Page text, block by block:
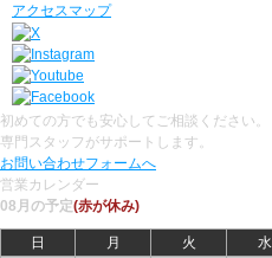
アクセスマップ
初めての方でも安心してご相談ください。
専門スタッフがサポートします。
お問い合わせフォームへ
営業カレンダー
08月の予定(赤が休み)
日 月 火 水